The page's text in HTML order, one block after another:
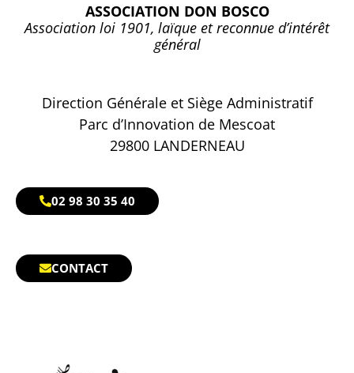
ASSOCIATION DON BOSCO
Association loi 1901, laïque et reconnue d’intérêt
général
Direction Générale et Siège Administratif
Parc d’Innovation de Mescoat
29800 LANDERNEAU
02 98 30 35 40
CONTACT